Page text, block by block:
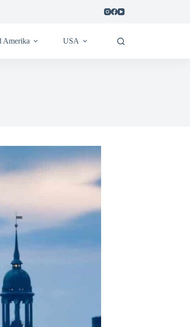
Amerika USA